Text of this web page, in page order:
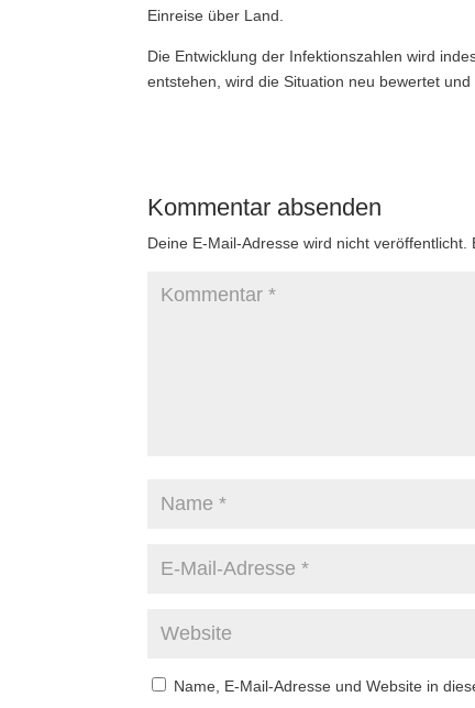
Einreise über Land.
Die Entwicklung der Infektionszahlen wird
entstehen, wird die Situation neu bewertet
Kommentar absenden
Deine E-Mail-Adresse wird nicht veröffentlicht.
Name, E-Mail-Adresse und Website in